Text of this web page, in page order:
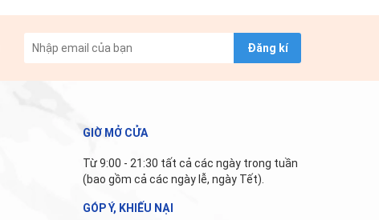
Đăng kí
GIỜ MỞ CỬA
Từ 9:00 - 21:30 tất cả các ngày trong tuần
(bao gồm cả các ngày lễ, ngày Tết).
GÓP Ý, KHIẾU NẠI